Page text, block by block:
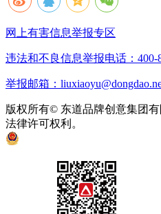
网上有害信息举报专区
违法和不良信息举报电话：400-
举报邮箱：
版权所有© 东道品牌创意集团
法律许可权利。